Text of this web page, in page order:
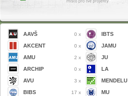
AAVŠ 0 x
AKCENT 0 x
AMU 2 x
ARCHIP 0 x
AVU 3 x
BIBS 17 x
IBTS
JAMU
JU
LA
MENDELU
MU